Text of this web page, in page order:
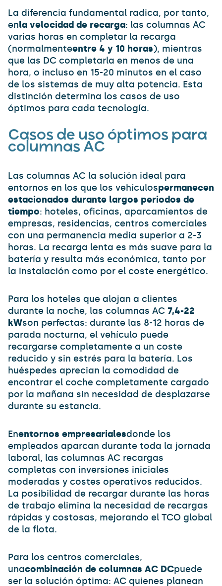
La diferencia fundamental radica, por tanto,
enla velocidad de recarga: las columnas AC
varias horas en completar la recarga
(normalmenteentre 4 y 10 horas), mientras
que las DC completarla en menos de una
hora, o incluso en 15-20 minutos en el caso
de los sistemas de muy alta potencia. Esta
distinción determina los casos de uso
óptimos para cada tecnología.
Casos de uso óptimos para
columnas AC
Las columnas AC la solución ideal para
entornos en los que los vehículospermanecen
estacionados durante largos periodos de
tiempo: hoteles, oficinas, aparcamientos de
empresas, residencias, centros comerciales
con una permanencia media superior a 2-3
horas. La recarga lenta es más suave para la
batería y resulta más económica, tanto por
la instalación como por el coste energético.
Para los hoteles que alojan a clientes
durante la noche, las columnas AC 7,4-22
kWson perfectas: durante las 8-12 horas de
parada nocturna, el vehículo puede
recargarse completamente a un coste
reducido y sin estrés para la batería. Los
huéspedes aprecian la comodidad de
encontrar el coche completamente cargado
por la mañana sin necesidad de desplazarse
durante su estancia.
Enentornos empresarialesdonde los
empleados aparcan durante toda la jornada
laboral, las columnas AC recargas
completas con inversiones iniciales
moderadas y costes operativos reducidos.
La posibilidad de recargar durante las horas
de trabajo elimina la necesidad de recargas
rápidas y costosas, mejorando el TCO global
de la flota.
Para los centros comerciales,
unacombinación de columnas AC DCpuede
ser la solución óptima: AC quienes planean